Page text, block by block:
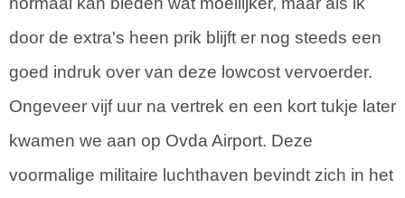
door de extra's heen prik blijft er nog steeds een
goed indruk over van deze lowcost vervoerder.
Ongeveer vijf uur na vertrek en een kort tukje later
kwamen we aan op Ovda Airport. Deze
voormalige militaire luchthaven bevindt zich in het